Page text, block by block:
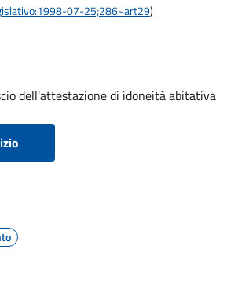
07-25;286~art29)
dell'attestazione di idoneità abitativa